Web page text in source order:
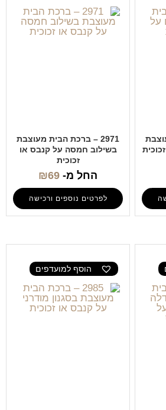
2971 – ברכת הבית מעוצבת
בשילוב חמסה על קנבס או
זכוכית
החל מ- ₪69
לפרטים נוספים ורכישה
הוסף למועדפים